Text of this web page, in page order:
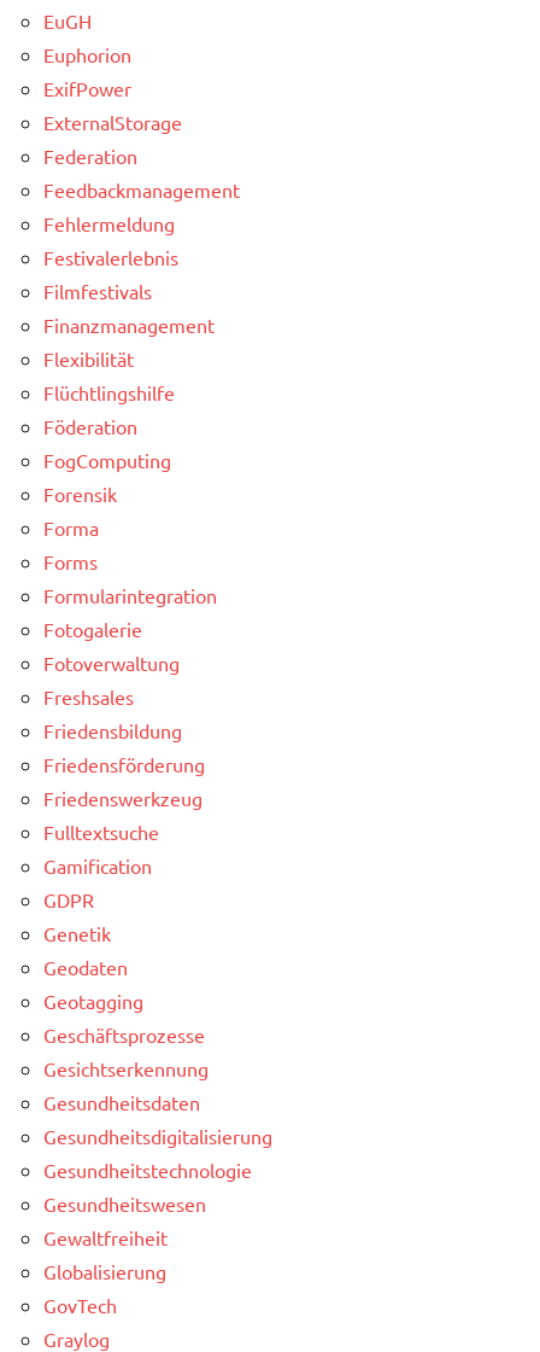
EuGH
Euphorion
ExifPower
ExternalStorage
Federation
Feedbackmanagement
Fehlermeldung
Festivalerlebnis
Filmfestivals
Finanzmanagement
Flexibilität
Flüchtlingshilfe
Föderation
FogComputing
Forensik
Forma
Forms
Formularintegration
Fotogalerie
Fotoverwaltung
Freshsales
Friedensbildung
Friedensförderung
Friedenswerkzeug
Fulltextsuche
Gamification
GDPR
Genetik
Geodaten
Geotagging
Geschäftsprozesse
Gesichtserkennung
Gesundheitsdaten
Gesundheitsdigitalisierung
Gesundheitstechnologie
Gesundheitswesen
Gewaltfreiheit
Globalisierung
GovTech
Graylog